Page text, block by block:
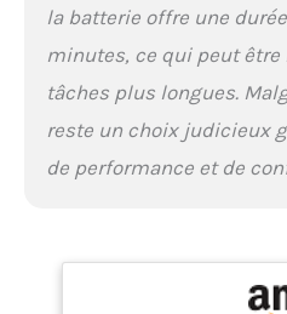
la batterie offre une
minutes, ce qui peut
tâches plus longues.
reste un choix judicieux
de performance et de